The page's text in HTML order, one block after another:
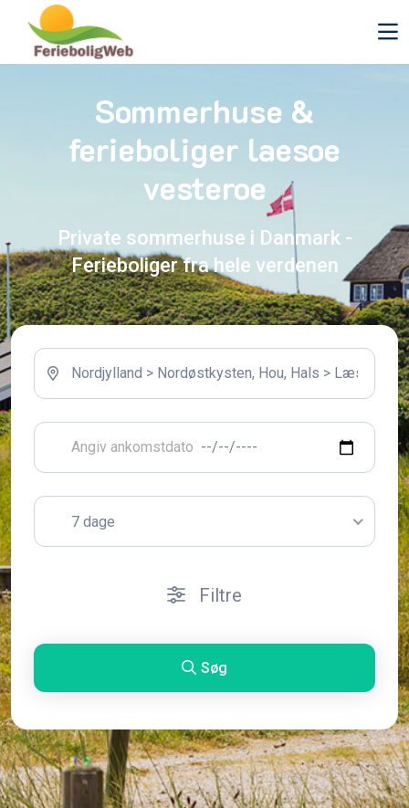
Sommerhuse &
ferieboliger laesoe
vesteroe
Private sommerhuse i Danmark -
Ferieboliger fra hele verdenen
7 dage
Filtre
Søg